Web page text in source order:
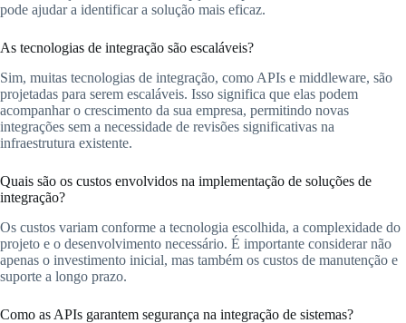
pode ajudar a identificar a solução mais eficaz.
As tecnologias de integração são escaláveis?
Sim, muitas tecnologias de integração, como APIs e middleware, são
projetadas para serem escaláveis. Isso significa que elas podem
acompanhar o crescimento da sua empresa, permitindo novas
integrações sem a necessidade de revisões significativas na
infraestrutura existente.
Quais são os custos envolvidos na implementação de soluções de
integração?
Os custos variam conforme a tecnologia escolhida, a complexidade do
projeto e o desenvolvimento necessário. É importante considerar não
apenas o investimento inicial, mas também os custos de manutenção e
suporte a longo prazo.
Como as APIs garantem segurança na integração de sistemas?